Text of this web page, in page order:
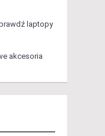
laptopy
akcesoria